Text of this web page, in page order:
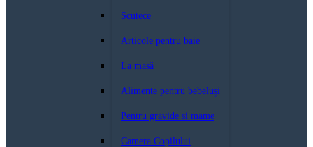
Scutece
Articole pentru baie
La masă
Alimente pentru bebeluși
Pentru gravide si mame
Camera Copilului